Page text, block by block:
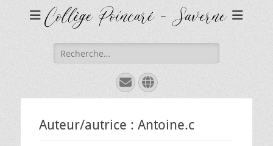
Rechercher :
E-
mail
Site
web
Auteur/autrice : Antoine.c